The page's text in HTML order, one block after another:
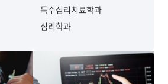
특수심리치료학과
심리학과